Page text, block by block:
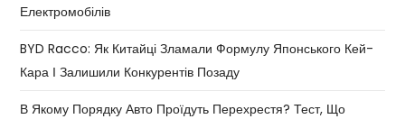
Електромобілів
BYD Racco: Як Китайці Зламали Формулу Японського Кей-
Кара І Залишили Конкурентів Позаду
В Якому Порядку Авто Проїдуть Перехрестя? Тест, Що